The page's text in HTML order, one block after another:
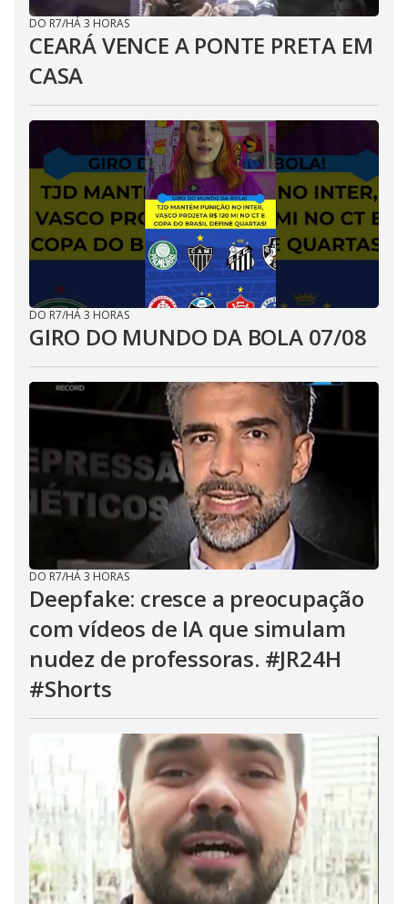
DO R7/HÁ 3 HORAS
CEARÁ VENCE A PONTE PRETA EM
CASA
DO R7/HÁ 3 HORAS
GIRO DO MUNDO DA BOLA 07/08
DO R7/HÁ 3 HORAS
Deepfake: cresce a preocupação
com vídeos de IA que simulam
nudez de professoras. #JR24H
#Shorts